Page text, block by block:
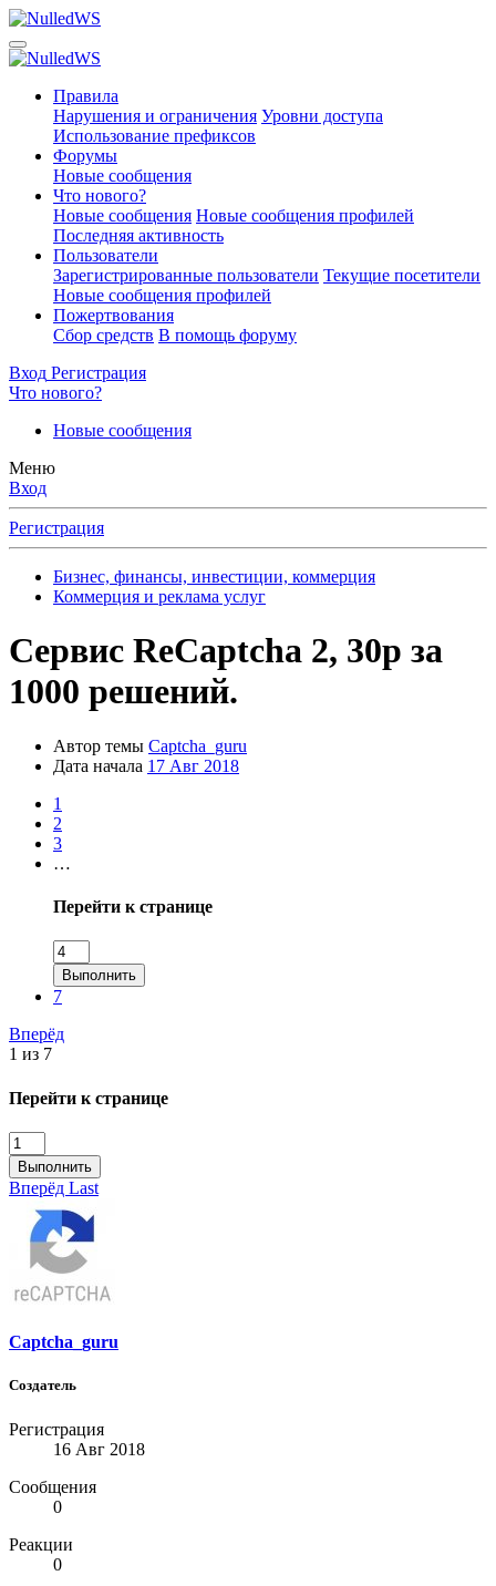
Правила
Нарушения и ограничения Уровни доступа
Использование префиксов
Форумы
Новые сообщения
Что нового?
Новые сообщения Новые сообщения профилей
Последняя активность
Пользователи
Зарегистрированные пользователи Текущие посетители
Новые сообщения профилей
Пожертвования
Сбор средств В помощь форуму
Вход Регистрация
Что нового?
Новые сообщения
Меню
Вход
Регистрация
Бизнес, финансы, инвестиции, коммерция
Коммерция и реклама услуг
Сервис ReCaptcha 2, 30р за
1000 решений.
Автор темы Captcha_guru
Дата начала 17 Авг 2018
1
2
3
…
Перейти к странице
Выполнить
7
Вперёд
1 из 7
Перейти к странице
Выполнить
Вперёд Last
Captcha_guru
Создатель
Регистрация
16 Авг 2018
Сообщения
0
Реакции
0